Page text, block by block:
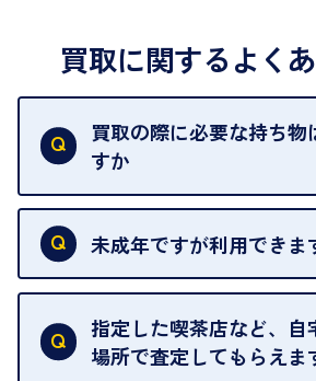
買取に関するよく
買取の際に必要な持ち物
すか
本人確認書類をご用意ください
類はこちらをご確認ください。
未成年ですが利用できま
18歳未満の方は、保護者の同意
ただけません。
指定した喫茶店など、自
場所で査定してもらえま